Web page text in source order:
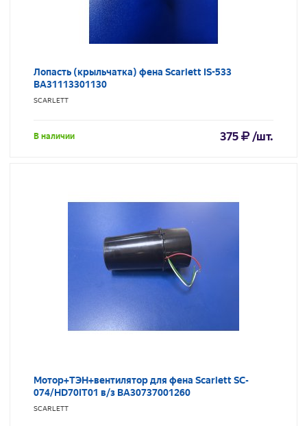
Лопасть (крыльчатка) фена Scarlett IS-533
BA31113301130
SCARLETT
В наличии 375 /шт.
Мотор+ТЭН+вентилятор для фена Scarlett SC-
074/HD70IT01 в/з BA30737001260
SCARLETT